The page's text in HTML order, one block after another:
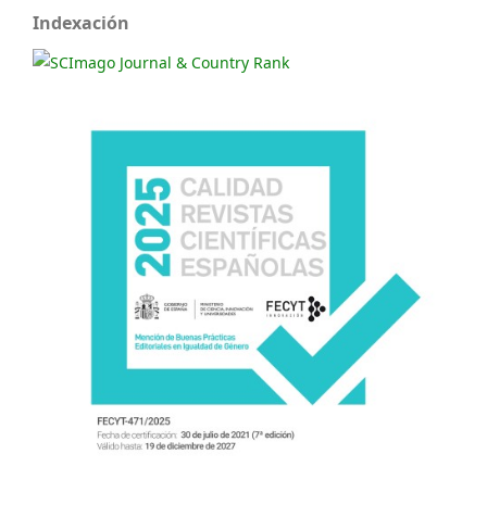
Indexación